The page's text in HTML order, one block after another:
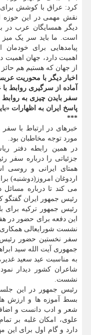
کرد: عراق با کوشش برای
نقش مهمی در این حوزه
دیگر همسایگان عرب در
است. ما باید سر یک میز
پیامدهایی برای خودمان
اهمیت دارد، جهان اهمیت
از جهان که هستیم هم
اخبار دیگر با محوریت
آماده از سرگیری روابط
سفر بایدن چیزی به
پاسخ ایران به اظهارات
***
خبرهای در ارتباط با سفر
مورد توجه مخاطبان بود.
در همین رابطه دفتر
جزئیاتی را درباره سفر
همتای ایرانی و
اردوغان امروز(دوشنبه)
می کند تا درباره مسائل
رئیس جمهور ایران گفتگو
رئیس جمهور ترکیه برای
این دفعه برای حضور در
نشست شورایعالی همکاری
سفر نخستین حضور رئیس
جمهوری آیت الله سید
به مناسبت عید سعید
شاعران کشور دیدار
نشست.
رئیس جمهور در این
بسط آموزه ها و ارزش
شعر و ادب دانست و
علوی، امکان غلبه بر
دارد و گام اول برای این